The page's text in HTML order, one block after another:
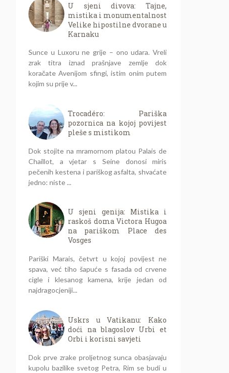
U sjeni divova: Tajne,
mistika i monumentalnost
Velike hipostilne dvorane u
Karnaku
Sunce u Luxoru ne grije – ono udara. Vreli
zrak titra iznad prašnjave zemlje dok
koračate Avenijom sfingi, istim onim putem
kojim su prije v...
Trocadéro: Pariška
pozornica na kojoj povijest
pleše s mistikom
Dok stojite na mramornom platou Palais de
Chaillot, a vjetar s Seine donosi miris
pečenih kestena i pariškog asfalta, shvaćate
jedno: niste ...
U sjeni genija: Mistika i
raskoš doma Victora Hugoa
na pariškom Place des
Vosges
Pariški Marais, četvrt u kojoj povijest ne
spava, već tiho šapuće s fasada od crvene
cigle i klesanog kamena, krije jedan od
najdragocjeniji...
Uskrs u Vatikanu: Kako
doći na blagoslov Urbi et
Orbi i korisni savjeti
Dok prve zrake proljetnog sunca obasjavaju
kupolu bazilike svetog Petra, Rim se budi u